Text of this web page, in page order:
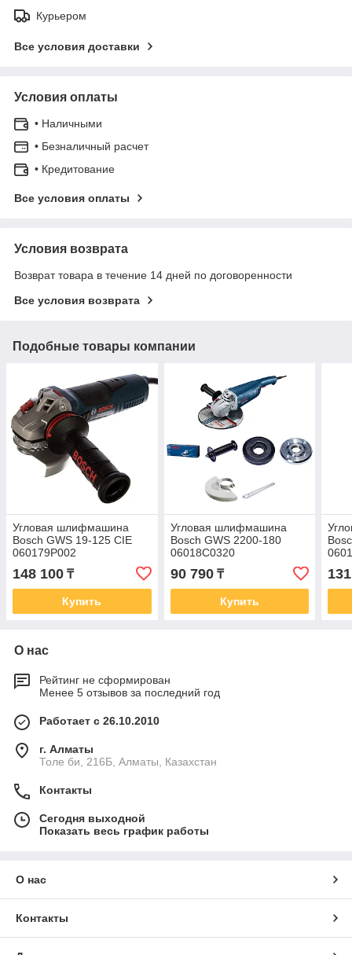
Курьером
Все условия доставки
Условия оплаты
• Наличными
• Безналичный расчет
• Кредитование
Все условия оплаты
Условия возврата
Возврат товара в течение 14 дней по договоренности
Все условия возврата
Подобные товары компании
Угловая шлифмашина
Bosch GWS 19-125 CIE
060179P002
148 100 ₸
Купить
Угловая шлифмашина
Bosch GWS 2200-180
06018C0320
90 790₸
Купить
О нас
Рейтинг не сформирован
Менее 5 отзывов за последний год
Работает с 26.10.2010
г. Алматы
Толе би, 216Б, Алматы, Казахстан
Контакты
Сегодня выходной
Показать весь график работы
О нас
Контакты